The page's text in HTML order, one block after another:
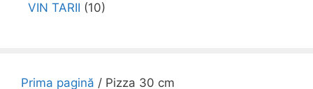
Prima pagină / Pizza 30 cm
VIN TARII (10)